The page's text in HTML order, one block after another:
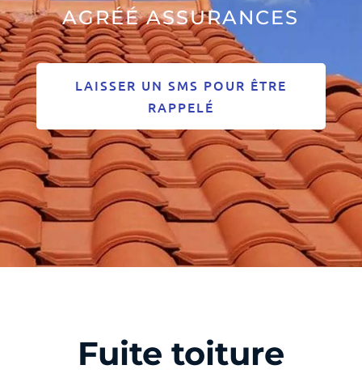
AGRÉÉ ASSURANCES
LAISSER UN SMS POUR ÊTRE
RAPPELÉ
Fuite toiture